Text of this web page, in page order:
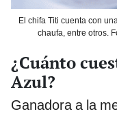
El chifa Titi cuenta con
chaufa, entre otros.
¿Cuánto
Azul?
Ganadora a la